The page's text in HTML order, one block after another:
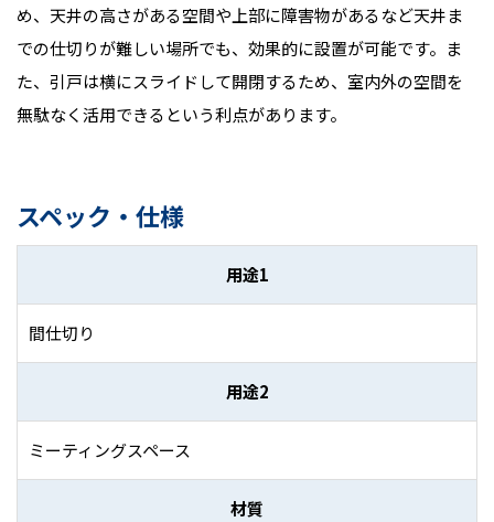
め、天井の高さがある空間や上部に障害物があるなど天井ま
での仕切りが難しい場所でも、効果的に設置が可能です。ま
た、引戸は横にスライドして開閉するため、室内外の空間を
無駄なく活用できるという利点があります。
スペック・仕様
用途1
間仕切り
用途2
ミーティングスペース
材質